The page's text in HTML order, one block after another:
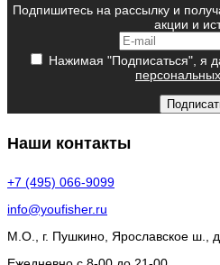
Подпишитесь на рассылку и
акции и
Нажимая "Подписаться", я
Наши контакты
+7 (495) 066-9099
info@youfisher.ru
М.О., г. Пушкино, Ярославское ш.,